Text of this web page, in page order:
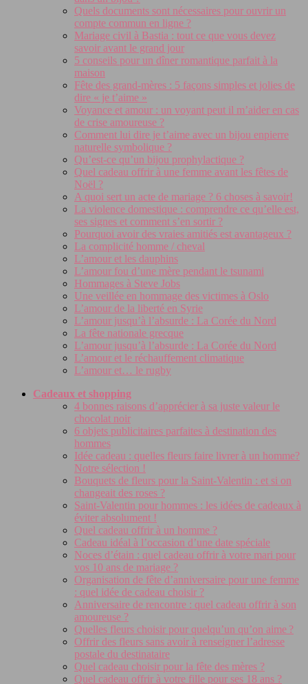
Quels documents sont nécessaires pour ouvrir un
compte commun en ligne ?
Mariage civil à Bastia : tout ce que vous devez
savoir avant le grand jour
5 conseils pour un dîner romantique parfait à la
maison
Fête des grand-mères : 5 façons simples et jolies de
dire « je t’aime »
Voyance et amour : un voyant peut il m’aider en cas
de crise amoureuse ?
Comment lui dire je t’aime avec un bijou enpierre
naturelle symbolique ?
Qu’est-ce qu’un bijou prophylactique ?
Quel cadeau offrir à une femme avant les fêtes de
Noël ?
A quoi sert un acte de mariage ? 6 choses à savoir!
La violence domestique : comprendre ce qu’elle est,
ses signes et comment s’en sortir ?
Pourquoi avoir des vraies amitiés est avantageux ?
La complicité homme / cheval
L’amour et les dauphins
L’amour fou d’une mère pendant le tsunami
Hommages à Steve Jobs
Une veillée en hommage des victimes à Oslo
L’amour de la liberté en Syrie
L’amour jusqu’à l’absurde : La Corée du Nord
La fête nationale grecque
L’amour jusqu’à l’absurde : La Corée du Nord
L’amour et le réchauffement climatique
L’amour et… le rugby
Cadeaux et shopping
4 bonnes raisons d’apprécier à sa juste valeur le
chocolat noir
6 objets publicitaires parfaites à destination des
hommes
Idée cadeau : quelles fleurs faire livrer à un homme?
Notre sélection !
Bouquets de fleurs pour la Saint-Valentin : et si on
changeait des roses ?
Saint-Valentin pour hommes : les idées de cadeaux à
éviter absolument !
Quel cadeau offrir à un homme ?
Cadeau idéal à l’occasion d’une date spéciale
Noces d’étain : quel cadeau offrir à votre mari pour
vos 10 ans de mariage ?
Organisation de fête d’anniversaire pour une femme
: quel idée de cadeau choisir ?
Anniversaire de rencontre : quel cadeau offrir à son
amoureuse ?
Quelles fleurs choisir pour quelqu’un qu’on aime ?
Offrir des fleurs sans avoir à renseigner l’adresse
postale du destinataire
Quel cadeau choisir pour la fête des mères ?
Quel cadeau offrir à votre fille pour ses 18 ans ?